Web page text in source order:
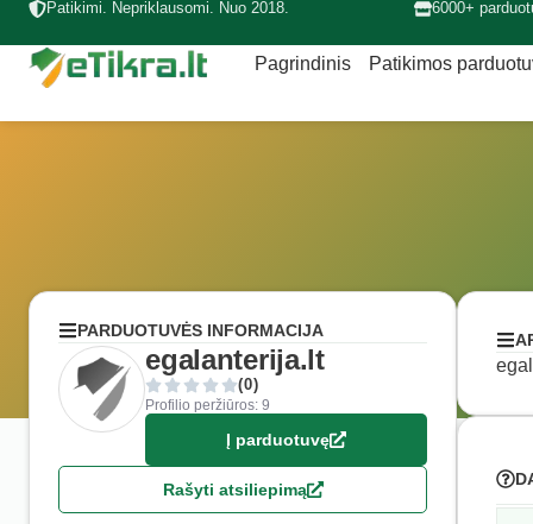
Patikimi. Nepriklausomi. Nuo 2018. 6000+
Pagrindinis Patikimos
PARDUOTUVĖS INFORMACIJA
egalanterija.lt
(0)
Profilio peržiūros: 9
Į parduotuvę
Rašyti atsiliepimą